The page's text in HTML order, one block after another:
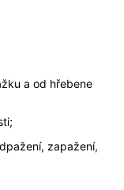
a od hřebene
zapažení,